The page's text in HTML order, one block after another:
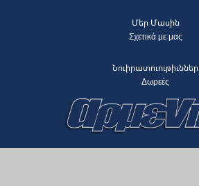
Մեր Մասին
Σχετικά με μας
Նուիրատուութիւններ
Δωρεές